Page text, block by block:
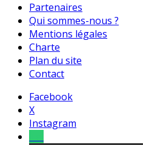
Partenaires
Qui sommes-nous ?
Mentions légales
Charte
Plan du site
Contact
Facebook
X
Instagram